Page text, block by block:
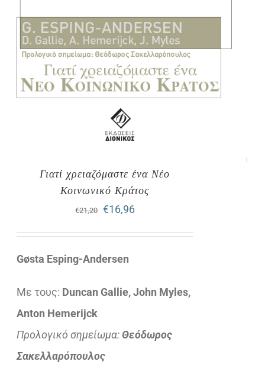
Γιατί χρειαζόμαστε ένα Νέο
Κοινωνικό Κράτος
€21,20
Original
price
€16,96Η
τρέχουσα
€16,96.
Gøsta Esping-Andersen
Με τους: Duncan Gallie, John Myles,
Anton Hemerijck
Προλογικό σημείωμα: Θεόδωρος
Σακελλαρόπουλος